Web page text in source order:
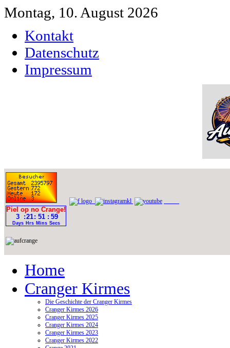
Montag, 10. August 2026
Kontakt
Datenschutz
Impressum
Home
Cranger Kirmes
Die Geschichte der Cranger Kirmes
Cranger Kirmes 2026
Cranger Kirmes 2025
Cranger Kirmes 2024
Cranger Kirmes 2023
Cranger Kirmes 2022